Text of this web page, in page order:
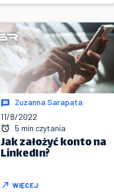
Zuzanna Sarapata
11/8/2022
5 min czytania
Jak założyć konto na
LinkedIn?
WIĘCEJ